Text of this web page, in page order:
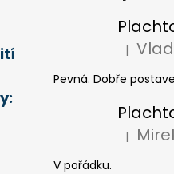
|
Pevná. Dobře
|
V pořádku.